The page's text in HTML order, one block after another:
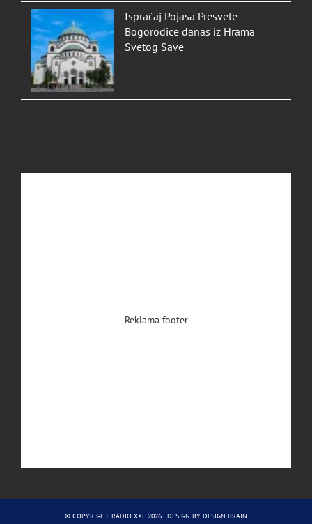
Ispraćaj Pojasa Presvete
Bogorodice danas iz Hrama
Svetog Save
Reklama footer
© COPYRIGHT RADIO-XXL 2026 - DESIGN BY DESIGN BRAIN